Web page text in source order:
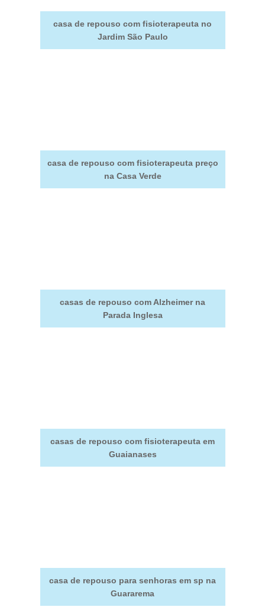
casa de repouso com fisioterapeuta no
Jardim São Paulo
casa de repouso com fisioterapeuta preço
na Casa Verde
casas de repouso com Alzheimer na
Parada Inglesa
casas de repouso com fisioterapeuta em
Guaianases
casa de repouso para senhoras em sp na
Guararema